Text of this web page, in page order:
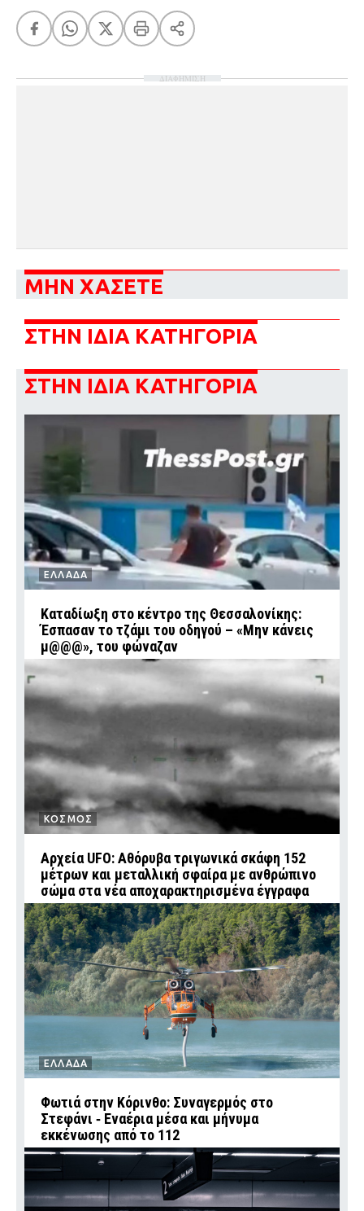
ΔΙΑΦΗΜΙΣΗ
ΜΗΝ ΧΑΣΕΤΕ
ΣΤΗΝ ΙΔΙΑ ΚΑΤΗΓΟΡΙΑ
ΣΤΗΝ ΙΔΙΑ ΚΑΤΗΓΟΡΙΑ
ΕΛΛΑΔΑ
Καταδίωξη στο κέντρο της Θεσσαλονίκης:
Έσπασαν το τζάμι του οδηγού – «Μην κάνεις
μ@@@», του φώναζαν
ΚΟΣΜΟΣ
Αρχεία UFO: Αθόρυβα τριγωνικά σκάφη 152
μέτρων και μεταλλική σφαίρα με ανθρώπινο
σώμα στα νέα αποχαρακτηρισμένα έγγραφα
ΕΛΛΑΔΑ
Φωτιά στην Κόρινθο: Συναγερμός στο
Στεφάνι ‑ Εναέρια μέσα και μήνυμα
εκκένωσης από το 112